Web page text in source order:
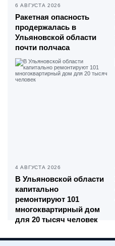
6 АВГУСТА 2026
Ракетная опасность
продержалась в
Ульяновской области
почти полчаса
4 АВГУСТА 2026
В Ульяновской области
капитально
ремонтируют 101
многоквартирный дом
для 20 тысяч человек